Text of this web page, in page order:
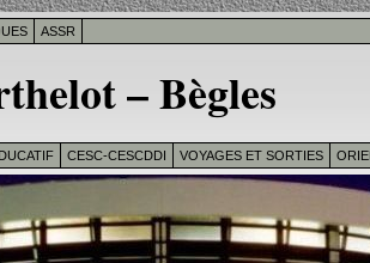
ASSR
– Bègles
CESC-CESCDDI VOYAGES ET SORTIES